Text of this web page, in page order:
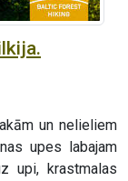
un nelieliem
upes labajam
upi, krastmalas